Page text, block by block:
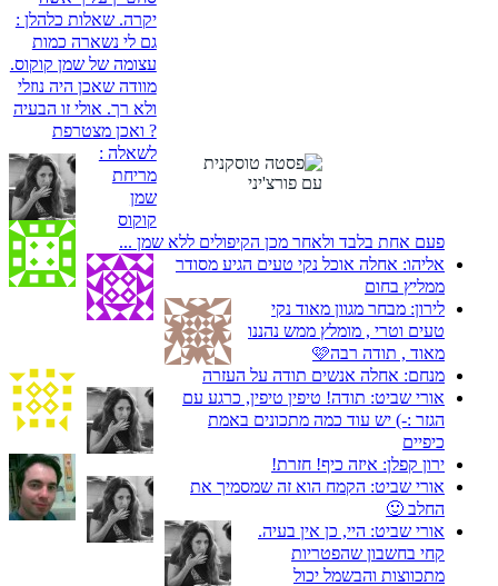
יקרה. שאלות כלהלן :
גם לי נשארה כמות
עצומה של שמן קוקוס.
מוודה שאכן היה נוזלי
ולא רך. אולי זו הבעיה
? ואכן מצטרפת
לשאלה :
מריחת
שמן
קוקוס
פעם אחת בלבד ולאחר מכן הקיפולים ללא שמן ...
אליהו: אחלה אוכל נקי טעים הגיע מסודר
ממליץ בחום
לירון: מבחר מגוון מאוד נקי
טעים וטרי , מומלץ ממש נהננו
מאוד , תודה רבה🩷
מנחם: אחלה אנשים תודה על העזרה
אורי שביט: תודה! טיפין טיפין, כרגע עם
הגזר :-) יש עוד כמה מתכונים באמת
כיפיים
ירון קפלן: איזה כיף! חזרת!
אורי שביט: הקמח הוא זה שמסמיך את
החלב 🙂
אורי שביט: היי, כן אין בעיה.
קחי בחשבון שהפטריות
מתכווצות והבשמל יכול